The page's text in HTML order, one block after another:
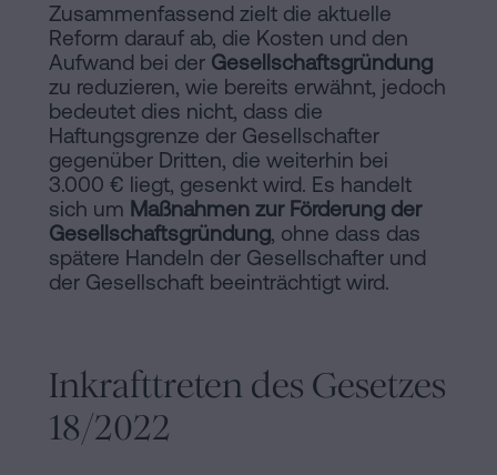
Zusammenfassend zielt die aktuelle
Reform darauf ab, die Kosten und den
Aufwand bei der Gesellschaftsgründung
zu reduzieren, wie bereits erwähnt, jedoch
bedeutet dies nicht, dass die
Haftungsgrenze der Gesellschafter
gegenüber Dritten, die weiterhin bei
3.000 € liegt, gesenkt wird. Es handelt
sich um Maßnahmen zur Förderung der
Gesellschaftsgründung, ohne dass das
spätere Handeln der Gesellschafter und
der Gesellschaft beeinträchtigt wird.
Inkrafttreten des Gesetzes
18/2022